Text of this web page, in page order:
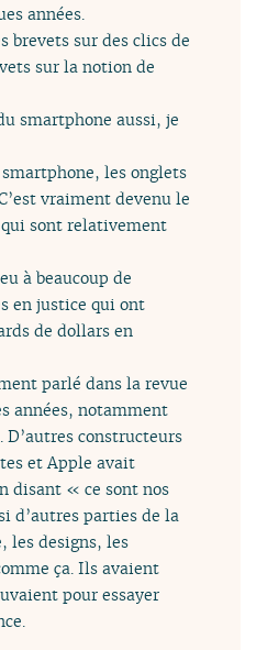
années.
brevets sur des clics de
sur la notion de
smartphone aussi, je
les onglets
vraiment devenu le
qui sont relativement
à beaucoup de
en justice qui ont
de dollars en
parlé dans la revue
années, notamment
constructeurs
et Apple avait
disant « ce sont nos
d’autres parties de la
les designs, les
ça. Ils avaient
pour essayer